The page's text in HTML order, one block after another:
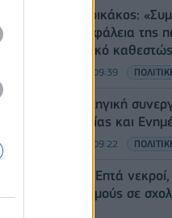
Τ. Θεοδωρικάκος:
εθνική ασφάλεια της
αναπτυξιακό
07/08/2026 - 09:39
Νέα στρατηγική
Επικοινωνίας και
07/08/2026 - 09:22
Ταϊλάνδη: Επτά
πυροβολισμούς σε